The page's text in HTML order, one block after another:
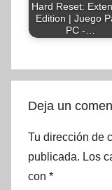
Hard Reset:
Edition | Juego
PC -…
Deja un
Tu dirección de
publicada. Los
con *